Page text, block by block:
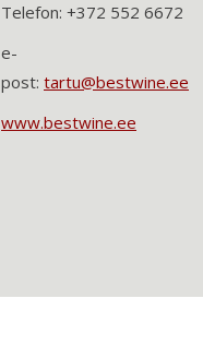
Telefon: +372 552 6672
e-
post: tartu@bestwine.ee
www.bestwine.ee